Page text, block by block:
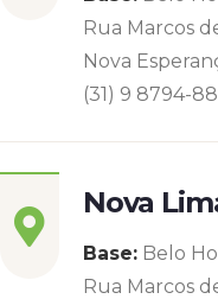
Rua Marcos
Nova
(31) 9 8794-
Nova
Base: Belo
Rua Marcos